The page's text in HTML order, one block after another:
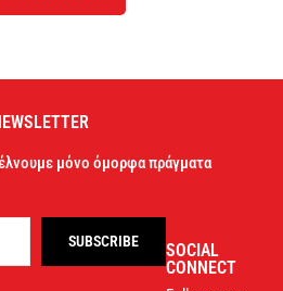
μόνο όμορφα πράγματα
SOCIAL
CONNECT